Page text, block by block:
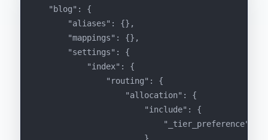
    "blog": {
        "aliases": {},
        "mappings": {},
        "settings": {
            "index": {
                "routing": {
                    "allocation": {
                        "include": {
                        }